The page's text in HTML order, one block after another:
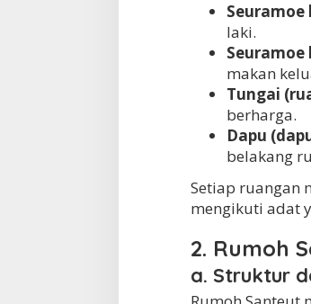
Seuramoe
laki.
makan
Tungai
berharga.
Dapu
belakang
Setiap ruangan
mengikuti adat
2. Rumoh
a. Struktur